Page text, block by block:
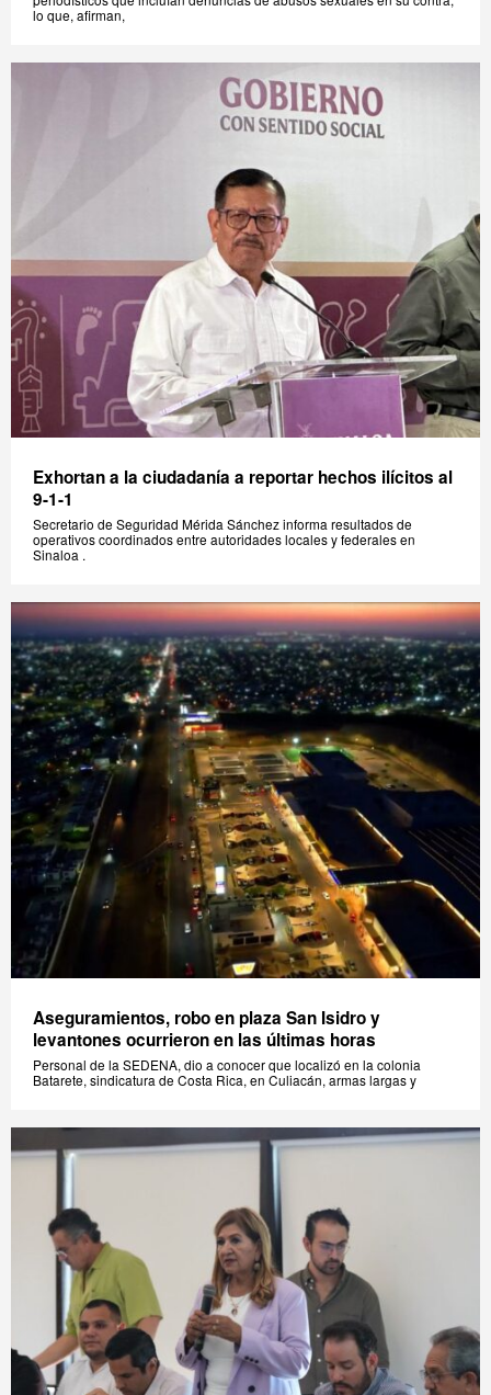
lo que, afirman,
Exhortan a la ciudadanía a reportar hechos ilícitos al
9-1-1
Secretario de Seguridad Mérida Sánchez informa resultados de
operativos coordinados entre autoridades locales y federales en
Sinaloa .
Aseguramientos, robo en plaza San Isidro y
levantones ocurrieron en las últimas horas
Personal de la SEDENA, dio a conocer que localizó en la colonia
Batarete, sindicatura de Costa Rica, en Culiacán, armas largas y